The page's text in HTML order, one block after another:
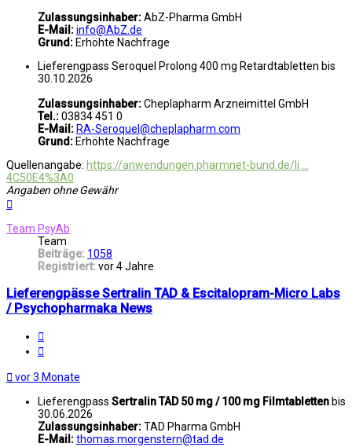
Zulassungsinhaber:AbZ-Pharma GmbH
E-Mail:info@AbZ.de
Grund: Erhöhte Nachfrage
Lieferengpass Seroquel Prolong 400 mg Retardtabletten bis
30.10.2026
Zulassungsinhaber:Cheplapharm Arzneimittel GmbH
Tel.:03834 451 0
E-Mail: RA-Seroquel@cheplapharm.com
Grund: Erhöhte Nachfrage
Quellenangabe: https://anwendungen.pharmnet-bund.de/li ...
4C50E4%3A0
Angaben ohne Gewähr
Team PsyAb
Team
Beiträge: 1058
Registriert: vor 4 Jahre
Lieferengpässe Sertralin TAD & Escitalopram-Micro Labs
/ Psychopharmaka News
vor 3 Monate
Lieferengpass Sertralin TAD 50 mg / 100 mg Filmtabletten bis
30.06.2026
Zulassungsinhaber:TAD Pharma GmbH
E-Mail:thomas.morgenstern@tad.de